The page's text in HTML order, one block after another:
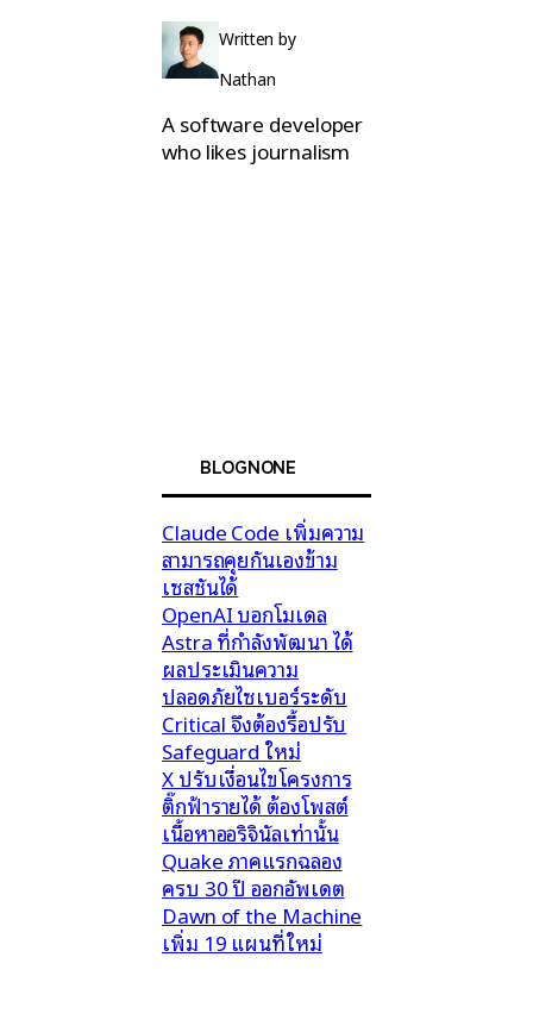
Written by
Nathan
A software developer
who likes journalism
BLOGNONE
Claude Code เพิ่มความ
สามารถคุยกันเองข้าม
เซสชันได้
OpenAI บอกโมเดล
Astra ที่กำลังพัฒนา ได้
ผลประเมินความ
ปลอดภัยไซเบอร์ระดับ
Critical จึงต้องรื้อปรับ
Safeguard ใหม่
X ปรับเงื่อนไขโครงการ
ติ๊กฟ้ารายได้ ต้องโพสต์
เนื้อหาออริจินัลเท่านั้น
Quake ภาคแรกฉลอง
ครบ 30 ปี ออกอัพเดต
Dawn of the Machine
เพิ่ม 19 แผนที่ใหม่